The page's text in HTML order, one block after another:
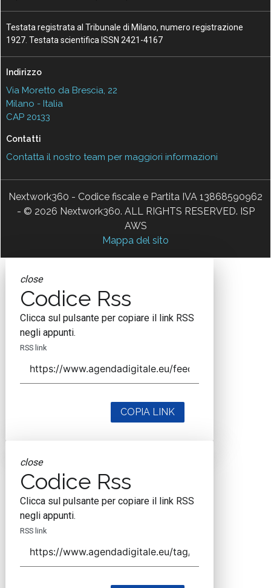
Testata registrata al Tribunale di Milano, numero registrazione
1927. Testata scientifica ISSN 2421-4167
Indirizzo
Via Moretto da Brescia, 22
Milano - Italia
CAP 20133
Contatti
Contatta il nostro team per maggiori informazioni
Nextwork360 - Codice fiscale e Partita IVA 13868590962
- © 2026 Nextwork360. ALL RIGHTS RESERVED. ISP
AWS
Mappa del sito
close
Codice Rss
Clicca sul pulsante per copiare il link RSS
negli appunti.
RSS link
COPIA LINK
close
Codice Rss
Clicca sul pulsante per copiare il link RSS
negli appunti.
RSS link